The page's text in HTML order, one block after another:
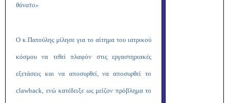
θάνατο»
Ο κ.Πατούλης μίλησε για το αίτημα του ιατρικού
κόσμου να τεθεί πλαφόν στις εργαστηριακές
εξετάσεις και να αποσυρθεί, να αποσυρθεί το
clawback, ενώ κατέδειξε ως μείζον πρόβλημα το